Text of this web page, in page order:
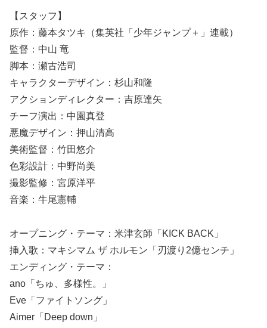
【スタッフ】
原作：藤本タツキ（集英社「少年ジャンプ＋」連載）
監督：中山 竜
脚本：瀬古浩司
キャラクターデザイン：杉山和隆
アクションディレクター：吉原達矢
チーフ演出：中園真登
悪魔デザイン：押山清高
美術監督：竹田悠介
色彩設計：中野尚美
撮影監修：宮原洋平
音楽：牛尾憲輔
オープニング・テーマ：米津玄師「KICK BACK」
挿入歌：マキシマム ザ ホルモン「刃渡り2億センチ」
エンディング・テーマ：
ano「ちゅ、多様性。」
Eve「ファイトソング」
Aimer「Deep down」